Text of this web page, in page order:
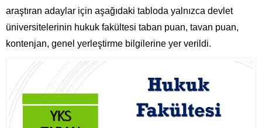
araştıran adaylar için aşağıdaki tabloda yalnızca devlet
üniversitelerinin hukuk fakültesi taban puan, tavan puan,
kontenjan, genel yerleştirme bilgilerine yer verildi.